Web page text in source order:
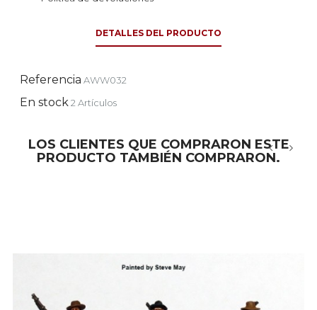
DETALLES DEL PRODUCTO
Referencia AWW032
En stock2 Artículos
LOS CLIENTES QUE COMPRARON ESTE
PRODUCTO TAMBIÉN COMPRARON.